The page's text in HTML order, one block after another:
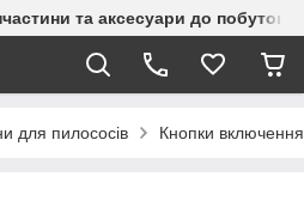
та аксесуари до побутової
для пилососів Кнопки